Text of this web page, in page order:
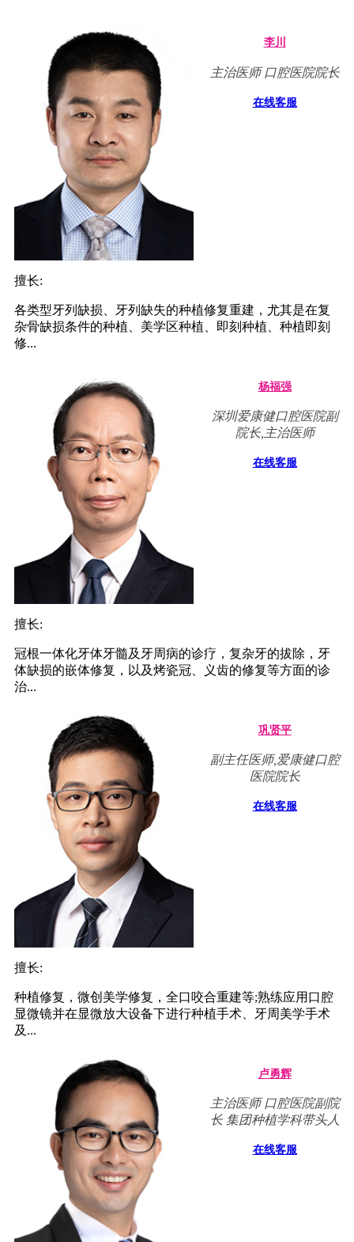
李川
主治医师 口腔医院院长
在线客服
擅长:
各类型牙列缺损、牙列缺失的种植修复重建，尤其是在复
杂骨缺损条件的种植、美学区种植、即刻种植、种植即刻
修...
杨福强
深圳爱康健口腔医院副
院长,主治医师
在线客服
擅长:
冠根一体化牙体牙髓及牙周病的诊疗，复杂牙的拔除，牙
体缺损的嵌体修复，以及烤瓷冠、义齿的修复等方面的诊
治...
巩贤平
副主任医师,爱康健口腔
医院院长
在线客服
擅长:
种植修复，微创美学修复，全口咬合重建等;熟练应用口腔
显微镜并在显微放大设备下进行种植手术、牙周美学手术
及...
卢勇辉
主治医师 口腔医院副院
长 集团种植学科带头人
在线客服